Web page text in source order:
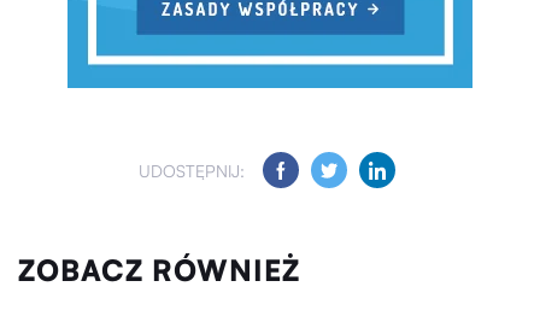
UDOSTĘPNIJ:
ZOBACZ RÓWNIEŻ